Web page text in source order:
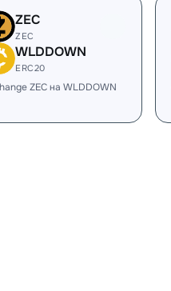
ZEC
ZEC
WLDDOWN
ERC20
ZEC на WLDDOWN